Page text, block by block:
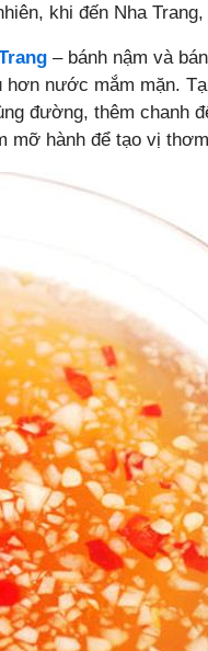
khi đến Nha
– bánh nậm và
nước mắm mặn.
đường, thêm chanh
mỡ hành để tạo vị